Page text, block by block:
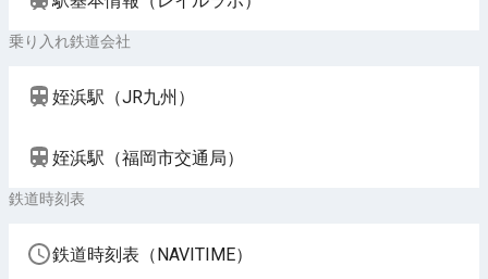
乗り入れ鉄道会社
姪浜駅（JR九州）
姪浜駅（福岡市交通局）
鉄道時刻表
鉄道時刻表（NAVITIME）